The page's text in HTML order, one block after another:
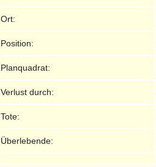
Ort:
Position:
Planquadrat:
Verlust durch:
Tote:
Überlebende: